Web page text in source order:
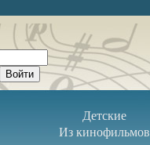
Детские
Из кинофильмов